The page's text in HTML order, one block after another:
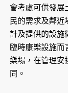
會考慮可供發展
民的需求及鄰
計及提供的設施
臨時康樂設施
樂場，在管理安
同。